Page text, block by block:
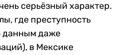
серьёзный характер.
где преступность
данным даже
в Мексике